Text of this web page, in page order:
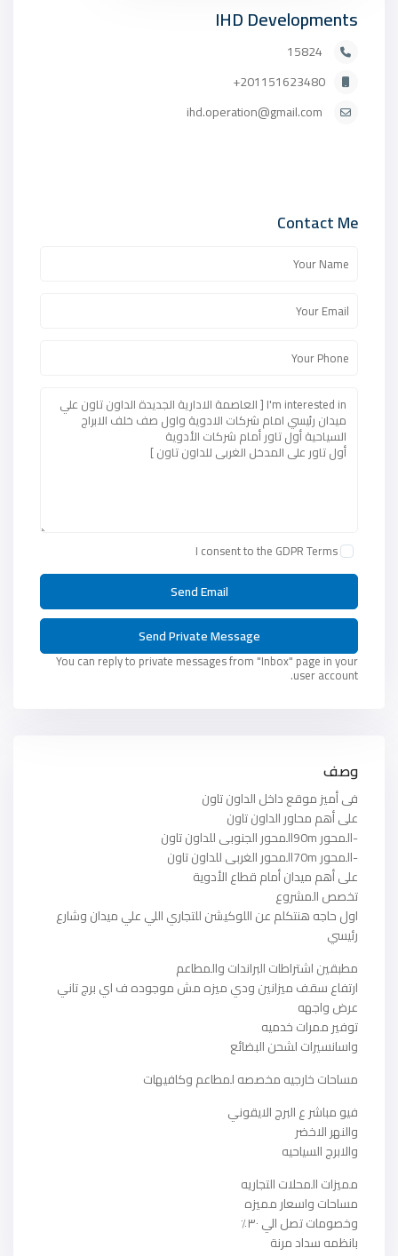
وصف
فى أميز موقع داخل الداون تاون
على أهم محاور الداون تاون
-المحور 90mالمحور الجنوبى للداون تاون
-المحور 70mالمحور الغربى للداون تاون
على أهم ميدان أمام قطاع الأدوية
تخصص المشروع
اول حاجه هنتكلم عن اللوكيشن للتجاري اللي علي ميدان وشارع
رئيسي
مطبقين اشتراطات البراندات والمطاعم
ارتفاع سقف ميزانين ودي ميزه مش موجوده ف اي برج تاني
عرض واجهه
توفير ممرات خدميه
واسانسيرات لشحن البضائع
مساحات خارجيه مخصصه لمطاعم وكافيهات
فيو مباشر ع البرج الايقوني
والنهر الاخضر
والابرج السياحيه
مميزات المحلات التجاريه
مساحات واسعار مميزه
وخصومات تصل الي ٣٠٪
بانظمه سداد مرنة
IHD Developments
201151623480+
ihd.operation@gmail.com
Contact Me
I consent to the GDPR Terms
You can reply to private messages from "Inbox" page in your
user account.